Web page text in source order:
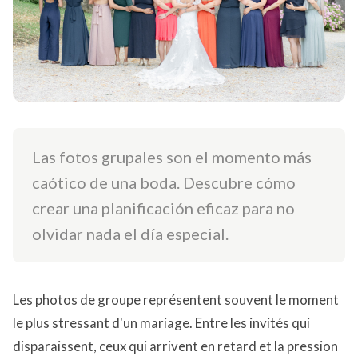
Las fotos grupales son el momento más
caótico de una boda. Descubre cómo
crear una planificación eficaz para no
olvidar nada el día especial.
Les photos de groupe représentent souvent le moment
le plus stressant d'un mariage. Entre les invités qui
disparaissent, ceux qui arrivent en retard et la pression